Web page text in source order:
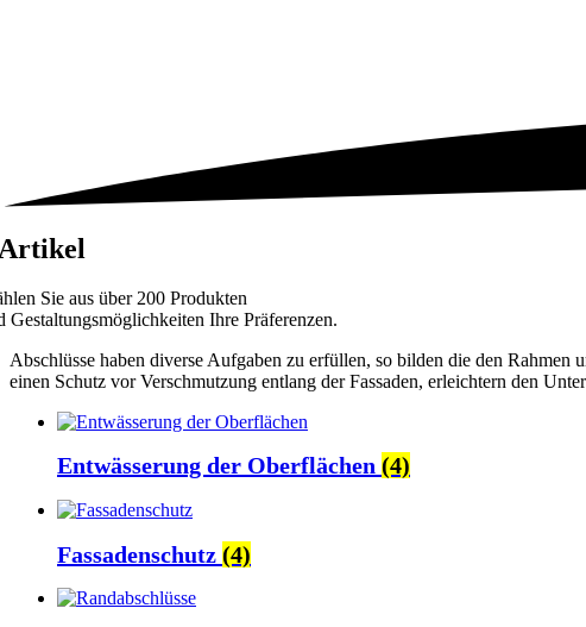
Sie aus über 200 Produkten
Gestaltungsmöglichkeiten Ihre Präferenzen.
Abschlüsse haben diverse Aufgaben zu erfüllen, so bilden die den Rahmen
einen Schutz vor Verschmutzung entlang der Fassaden, erleichtern den
Entwässerung der Oberflächen (4)
Fassadenschutz (4)